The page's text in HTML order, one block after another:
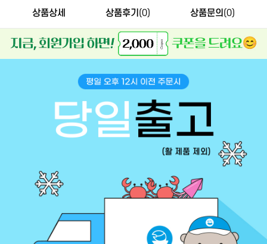
상품상세 상품후기 (0) 상품문의 (0)